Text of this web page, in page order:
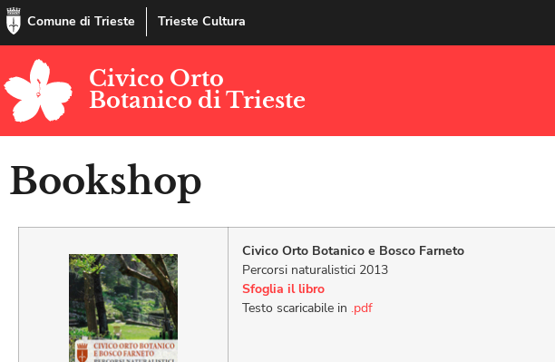
Comune di Trieste Trieste Cultura
Civico Orto
Botanico di Trieste
Bookshop
Civico Orto Botanico e Bosco Farneto
Percorsi naturalistici 2013
Sfoglia il libro
Testo scaricabile in .pdf